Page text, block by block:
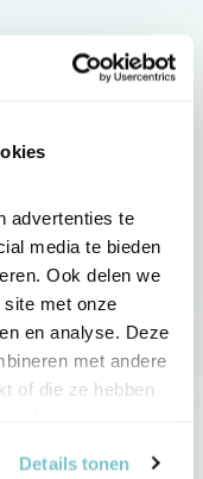
advertenties te
media te bieden
Ook delen we
met onze
en analyse. Deze
met andere
of die ze hebben
Details tonen
acties en tips